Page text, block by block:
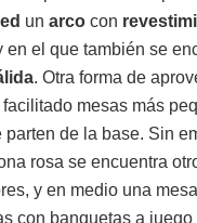
un arco con
en el que también se
. Otra forma de
mesas más
parten de la base. Sin
rosa se encuentra
y en medio una
con banquetas a